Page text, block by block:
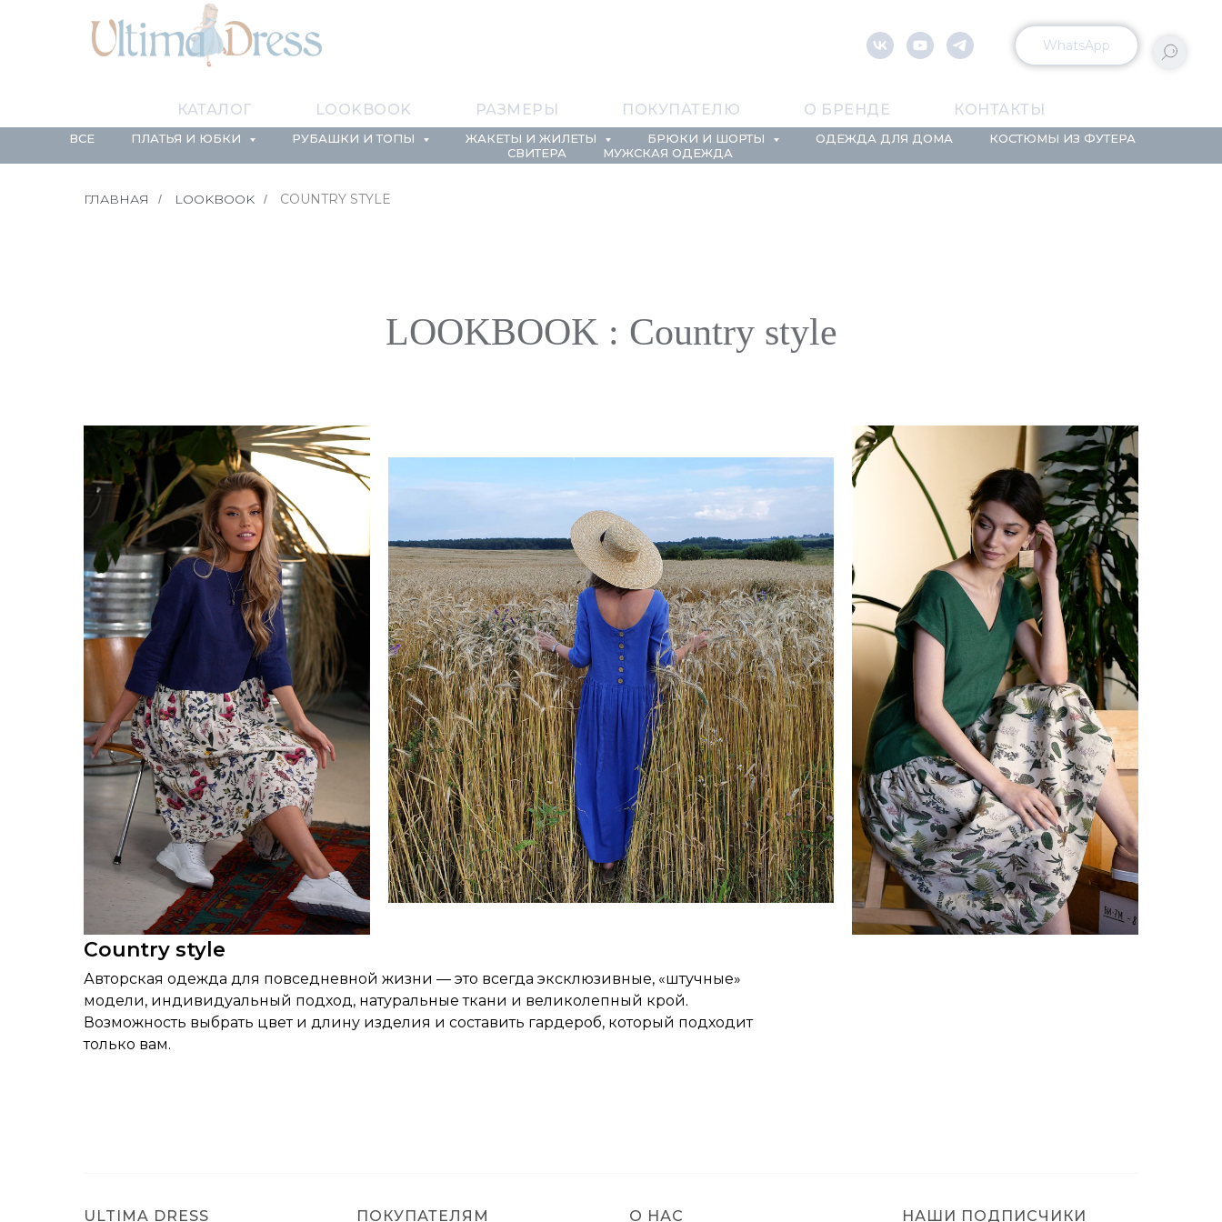
WhatsApp
КАТАЛОГ LOOKBOOK РАЗМЕРЫ ПОКУПАТЕЛЮ О БРЕНДЕ КОНТАКТЫ
ВСЕ ПЛАТЬЯ И ЮБКИ РУБАШКИ И ТОПЫ ЖАКЕТЫ И ЖИЛЕТЫ БРЮКИ И ШОРТЫ ОДЕЖДА ДЛЯ ДОМА
КОСТЮМЫ ИЗ ФУТЕРА
СВИТЕРА
МУЖСКАЯ ОДЕЖДА
ГЛАВНАЯ / LOOKBOOK / СOUNTRY STYLE
LOOKBOOK : Сountry style
Сountry style
Авторская одежда для повседневной жизни — это всегда эксклюзивные, «штучные»
модели, индивидуальный подход, натуральные ткани и великолепный крой.
Возможность выбрать цвет и длину изделия и составить гардероб, который подходит
только вам.
ULTIMA DRESS ПОКУПАТЕЛЯМ О НАС НАШИ ПОДПИСЧИКИ